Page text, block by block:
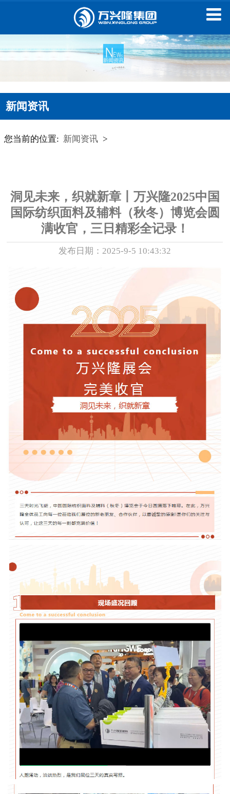
新闻资讯
您当前的位置: 新闻资讯 >
洞见未来，织就新章丨万兴隆2025中国
国际纺织面料及辅料（秋冬）博览会圆
满收官，三日精彩全记录！
发布日期：2025-9-5 10:43:32